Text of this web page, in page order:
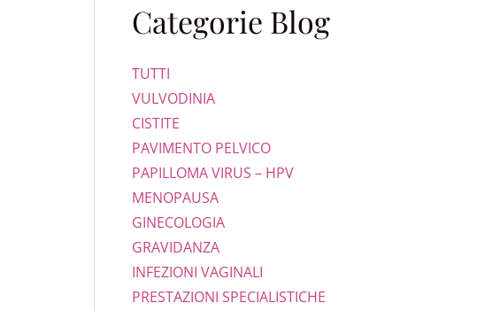
Categorie Blog
TUTTI
VULVODINIA
CISTITE
PAVIMENTO PELVICO
PAPILLOMA VIRUS – HPV
MENOPAUSA
GINECOLOGIA
GRAVIDANZA
INFEZIONI VAGINALI
PRESTAZIONI SPECIALISTICHE